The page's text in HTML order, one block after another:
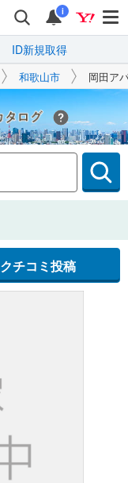
i
ID新規取得
和歌山市 岡田ア
Yahoo!不動産
クチコミ投稿